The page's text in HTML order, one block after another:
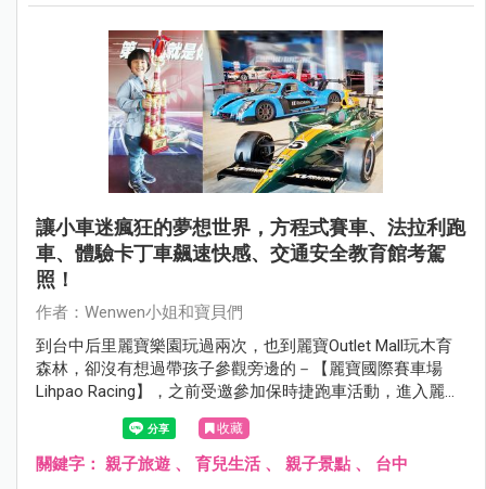
讓小車迷瘋狂的夢想世界，方程式賽車、法拉利跑
車、體驗卡丁車飆速快感、交通安全教育館考駕
照！
作者：Wenwen小姐和寶貝們
到台中后里麗寶樂園玩過兩次，也到麗寶Outlet Mall玩木育
森林，卻沒有想過帶孩子參觀旁邊的－【麗寶國際賽車場
Lihpao Racing】，之前受邀參加保時捷跑車活動，進入麗寶
賽車場才發現，這裡有好多帥氣的賽車、跑車、摩托車...而
且是免費參觀耶！
收藏
關鍵字： 親子旅遊 、 育兒生活、 親子景點 、 台中